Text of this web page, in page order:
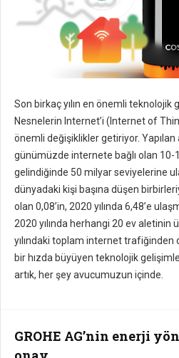
Son birkaç yılın en önemli teknolojik
Nesnelerin Internet’i (Internet of
önemli değişiklikler getiriyor.
günümüzde internete bağlı olan 10-
gelindiğinde 50 milyar seviyelerine
dünyadaki kişi başına düşen
olan 0,08’in, 2020 yılında 6,48’e
2020 yılında herhangi 20 ev
yılındaki toplam internet trafiğinden
bir hızda büyüyen teknolojik
artık, her şey avucumuzun içinde.
GROHE AG’nin enerji